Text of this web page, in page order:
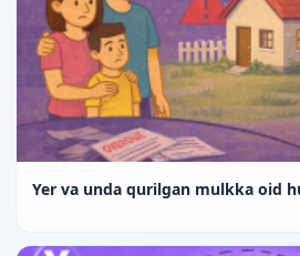
Yer va unda qurilgan mulkka oid